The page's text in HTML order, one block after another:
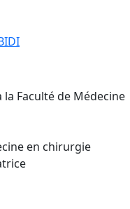
la Faculté de Médecine
en chirurgie